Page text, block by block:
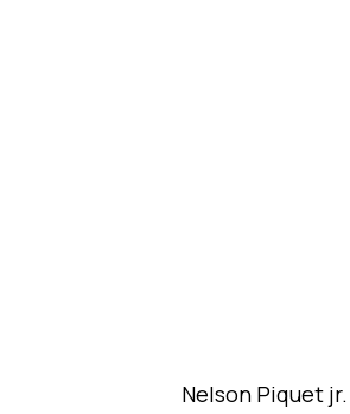
Nelson Piquet